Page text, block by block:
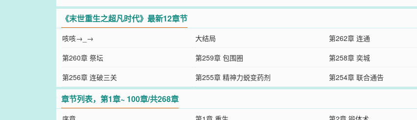
《末世重生之超凡时代》最新12章节
咳咳→_→ 大结局 第262章 连通
第260章 祭坛
第259章 包围圈 第258章 奕城
第256章 连破三关
第255章 精神力蜕变药剂 第254章 联合通告
章节列表，第1章~ 100章/共268章